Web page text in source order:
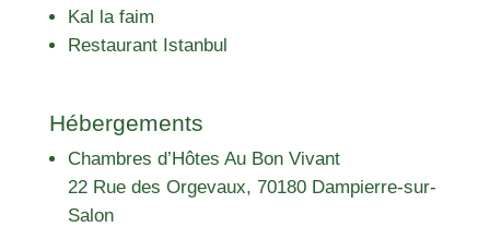
Kal la faim
Restaurant Istanbul
Hébergements
Chambres d’Hôtes Au Bon Vivant
22 Rue des Orgevaux, 70180 Dampierre-sur-
Salon